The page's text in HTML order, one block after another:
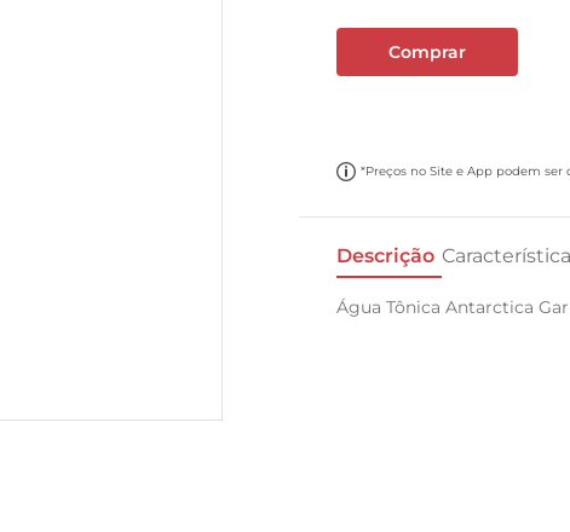
Comprar
*Preços no Site e App podem ser
Descrição
Água Tônica Antarctica